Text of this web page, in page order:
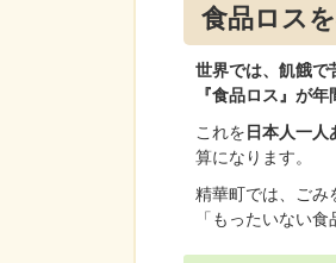
食品ロス
世界では、飢餓で
『食品ロス』が
これを日本人一
算になります。
精華町では、ごみ
「もったいない